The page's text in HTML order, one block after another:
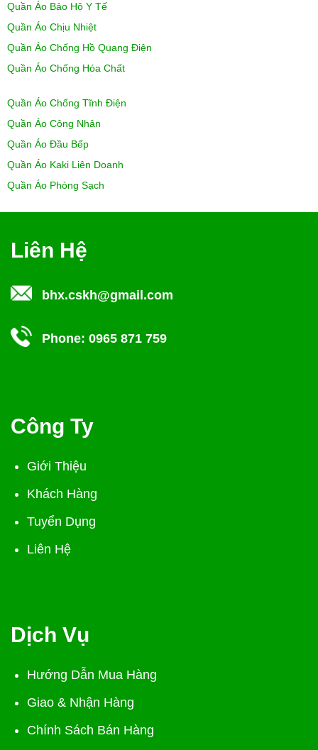
Quần Áo Bảo Hộ Y Tế
Quần Áo Chịu Nhiệt
Quần Áo Chống Hồ Quang Điện
Quần Áo Chống Hóa Chất
Quần Áo Chống Tĩnh Điện
Quần Áo Công Nhân
Quần Áo Đầu Bếp
Quần Áo Kaki Liên Doanh
Quần Áo Phòng Sạch
Liên Hệ
bhx.cskh@gmail.com
Phone: 0965 871 759
Công Ty
Giới Thiệu
Khách Hàng
Tuyển Dụng
Liên Hệ
Dịch Vụ
Hướng Dẫn Mua Hàng
Giao & Nhận Hàng
Chính Sách Bán Hàng